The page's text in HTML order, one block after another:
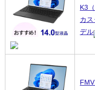
K3
カ
デル